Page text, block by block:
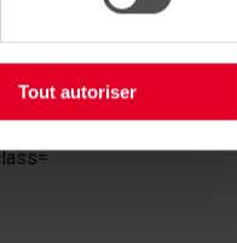
Tout autoriser
du gris perle
plus